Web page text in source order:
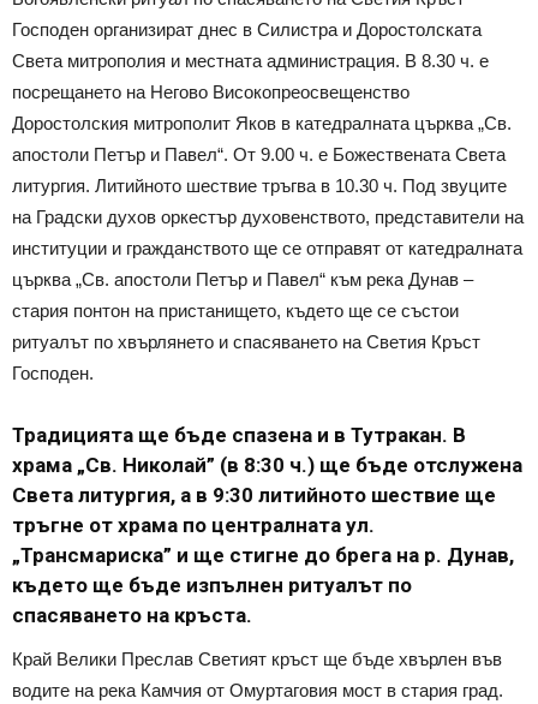
Господен организират днес в Силистра и Доростолската
Света митрополия и местната администрация. В 8.30 ч. е
посрещането на Негово Високопреосвещенство
Доростолския митрополит Яков в катедралната църква „Св.
апостоли Петър и Павел“. От 9.00 ч. е Божествената Света
литургия. Литийното шествие тръгва в 10.30 ч. Под звуците
на Градски духов оркестър духовенството, представители на
институции и гражданството ще се отправят от катедралната
църква „Св. апостоли Петър и Павел“ към река Дунав –
стария понтон на пристанището, където ще се състои
ритуалът по хвърлянето и спасяването на Светия Кръст
Господен.
Традицията ще бъде спазена и в Тутракан. В
храма „Св. Николай” (в 8:30 ч.) ще бъде отслужена
Света литургия, а в 9:30 литийното шествие ще
тръгне от храма по централната ул.
„Трансмариска” и ще стигне до брега на р. Дунав,
където ще бъде изпълнен ритуалът по
спасяването на кръста.
Край Велики Преслав Светият кръст ще бъде хвърлен във
водите на река Камчия от Омуртаговия мост в стария град.